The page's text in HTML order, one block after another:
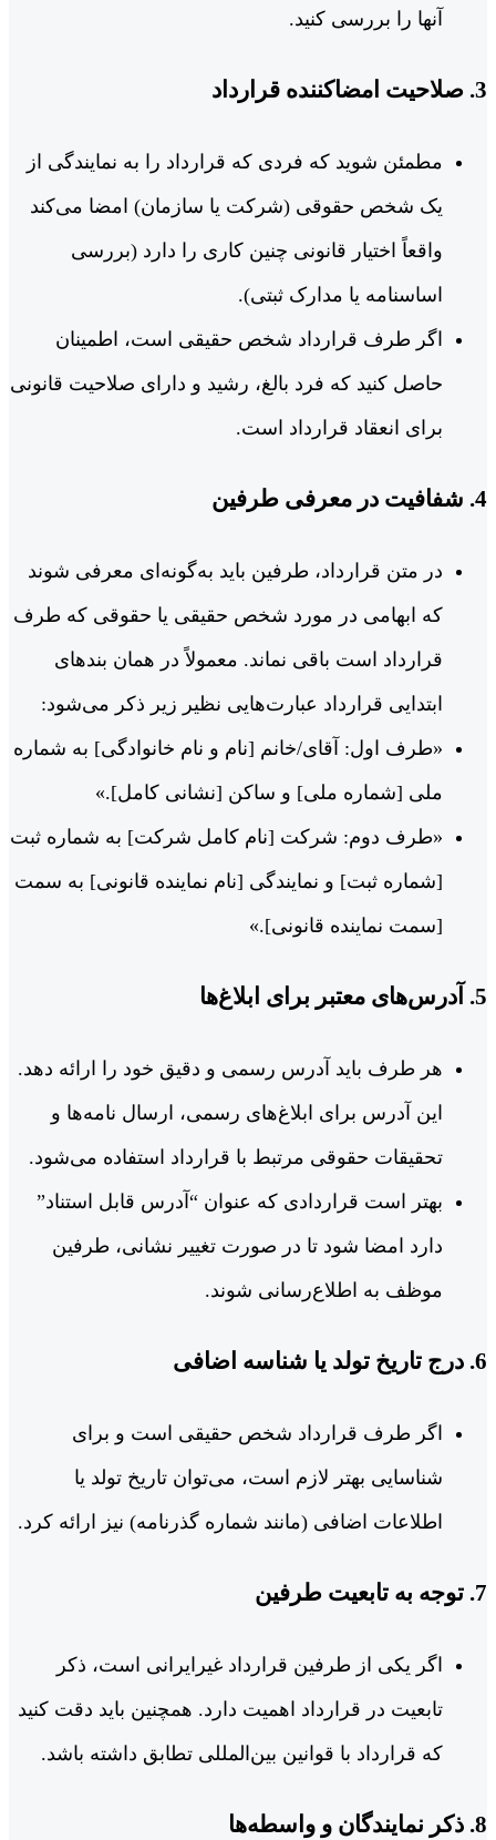
آنها را بررسی کنید.
3. صلاحیت امضاکننده قرارداد
مطمئن شوید که فردی که قرارداد را به نمایندگی از
یک شخص حقوقی (شرکت یا سازمان) امضا می‌کند
واقعاً اختیار قانونی چنین کاری را دارد (بررسی
اساسنامه یا مدارک ثبتی).
اگر طرف قرارداد شخص حقیقی است، اطمینان
حاصل کنید که فرد بالغ، رشید و دارای صلاحیت قانونی
برای انعقاد قرارداد است.
4. شفافیت در معرفی طرفین
در متن قرارداد، طرفین باید به‌گونه‌ای معرفی شوند
که ابهامی در مورد شخص حقیقی یا حقوقی که طرف
قرارداد است باقی نماند. معمولاً در همان بندهای
ابتدایی قرارداد عبارت‌هایی نظیر زیر ذکر می‌شود:
«طرف اول: آقای/خانم [نام و نام خانوادگی] به شماره
ملی [شماره ملی] و ساکن [نشانی کامل].»
«طرف دوم: شرکت [نام کامل شرکت] به شماره ثبت
[شماره ثبت] و نمایندگی [نام نماینده قانونی] به سمت
[سمت نماینده قانونی].»
5. آدرس‌های معتبر برای ابلاغ‌ها
هر طرف باید آدرس رسمی و دقیق خود را ارائه دهد.
این آدرس برای ابلاغ‌های رسمی، ارسال نامه‌ها و
تحقیقات حقوقی مرتبط با قرارداد استفاده می‌شود.
بهتر است قراردادی که عنوان “آدرس قابل استناد”
دارد امضا شود تا در صورت تغییر نشانی، طرفین
موظف به اطلاع‌رسانی شوند.
6. درج تاریخ تولد یا شناسه اضافی
اگر طرف قرارداد شخص حقیقی است و برای
شناسایی بهتر لازم است، می‌توان تاریخ تولد یا
اطلاعات اضافی (مانند شماره گذرنامه) نیز ارائه کرد.
7. توجه به تابعیت طرفین
اگر یکی از طرفین قرارداد غیرایرانی است، ذکر
تابعیت در قرارداد اهمیت دارد. همچنین باید دقت کنید
که قرارداد با قوانین بین‌المللی تطابق داشته باشد.
8. ذکر نمایندگان و واسطه‌ها